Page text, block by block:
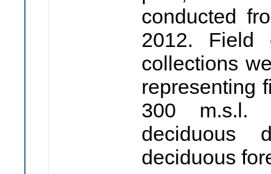
conducted
2012. Field
collections
representing
300 m.s.l.
deciduous
deciduous